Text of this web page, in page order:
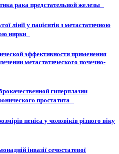
рака предстательной железы
лінії у пацієнтів з метастатичною
нирки
эффективности применения
метастатического почечно-
гиперплазии
простатита
пеніса у чоловіків різного віку
інвазії сечостатевої